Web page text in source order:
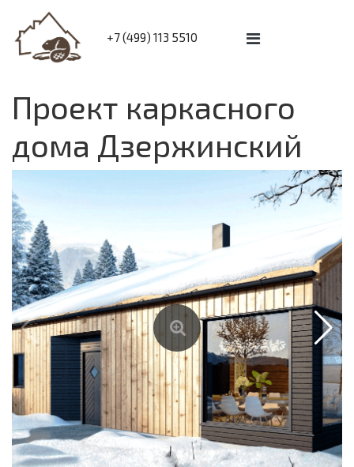
+7 (499) 113 5510
Проект каркасного
дома Дзержинский